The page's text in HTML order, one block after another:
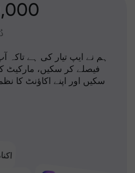
ہم نے ایپ تیار کی ہے تاکہ
فیصلے کر سکیں، مارکیٹ
سکیں اور اپنے اکاؤنٹ کا